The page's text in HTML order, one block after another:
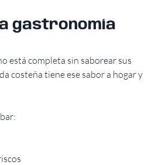
gastronomía
está completa sin saborear sus
costeña tiene ese sabor a hogar y